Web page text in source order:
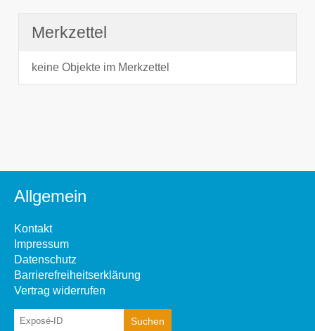
Merkzettel
keine Objekte im Merkzettel
Allgemein
Kontakt
Impressum
Datenschutz
Barrierefreiheitserklärung
Vertrag widerrufen